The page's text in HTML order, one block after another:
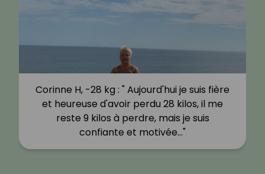
Corinne H, -28 kg : " Aujourd'hui je suis fière
et heureuse d'avoir perdu 28 kilos, il me
reste 9 kilos à perdre, mais je suis
confiante et motivée…"